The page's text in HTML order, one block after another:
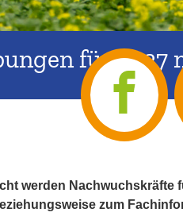
für 2027
werden
zum